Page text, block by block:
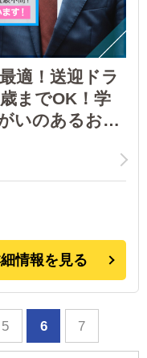
適！送迎ドラ
までOK！学
いのあるお店
情報を見る
5 6 7